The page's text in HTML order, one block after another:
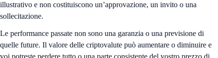
illustrativo e non costituiscono un’approvazione, un invito o una
sollecitazione.
Le performance passate non sono una garanzia o una previsione di
quelle future. Il valore delle criptovalute può aumentare o diminuire e